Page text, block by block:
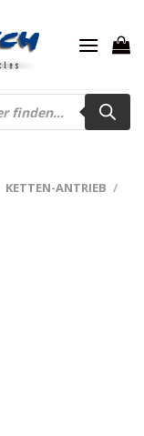
KETTEN-ANTRIEB /